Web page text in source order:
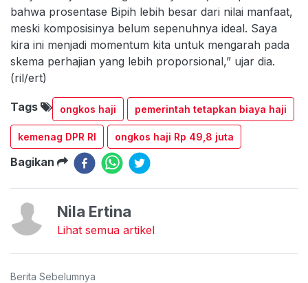
bahwa prosentase Bipih lebih besar dari nilai manfaat,
meski komposisinya belum sepenuhnya ideal. Saya
kira ini menjadi momentum kita untuk mengarah pada
skema perhajian yang lebih proporsional,” ujar dia.
(ril/ert)
Tags ongkos haji pemerintah tetapkan biaya haji
kemenag DPR RI ongkos haji Rp 49,8 juta
Bagikan
Nila Ertina
Lihat semua artikel
Berita Sebelumnya